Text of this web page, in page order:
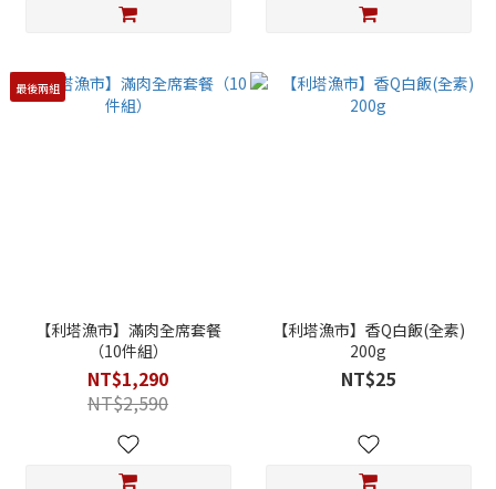
最後兩組
【利塔漁市】滿肉全席套餐
（10件組）
NT$1,290
NT$2,590
【利塔漁市】香Q白飯(全素)
200g
NT$25